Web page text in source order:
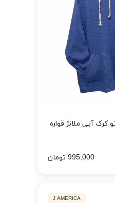
آبی ملانژ قواره
995,000 تومان
J AMERICA